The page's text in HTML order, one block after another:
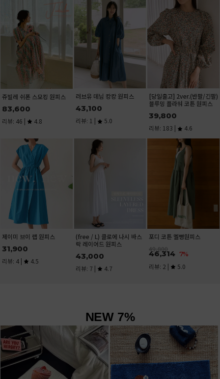
)
[당일발송]치즈인더 포켓 셔
츠
28,900
리뷰: 33 |
화사한 그린플라워 소매레이
스 반팔 티셔츠[size:F(55-통
통66)]
29,400
리뷰: 1 | 5.0
큐브 스퀘어넥 반팔 티
15,600
리뷰: 1 | 5.0
기본 U넥 린넨 나시(린넨
8,900
리뷰: 1 |
U넥 트임 반팔 티셔츠
15,100
[노출걱정ZERO] 안입
편한 골지 나시탑
11,200
NEW 7%